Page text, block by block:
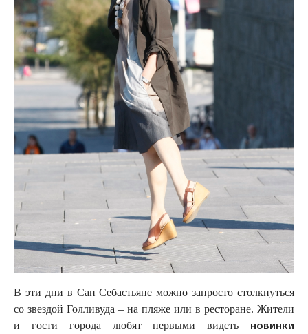
В эти дни в Сан Себастьяне можно запросто столкнуться
со звездой Голливуда – на пляже или в ресторане. Жители
и гости города любят первыми видеть новинки